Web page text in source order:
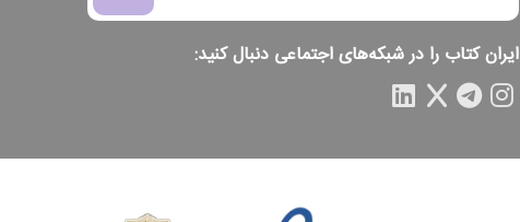
ایران کتاب را در شبکه‌های اجتماعی دنبال کنید: